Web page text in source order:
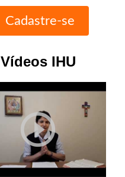
Vídeos IHU
play_circle_outline